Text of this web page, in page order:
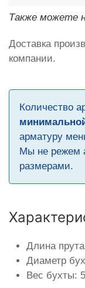
Также можете
Доставка
компании.
Количество
арматуру
Мы не режем
размерами.
Длина
Диаметр
Вес бухты: 5